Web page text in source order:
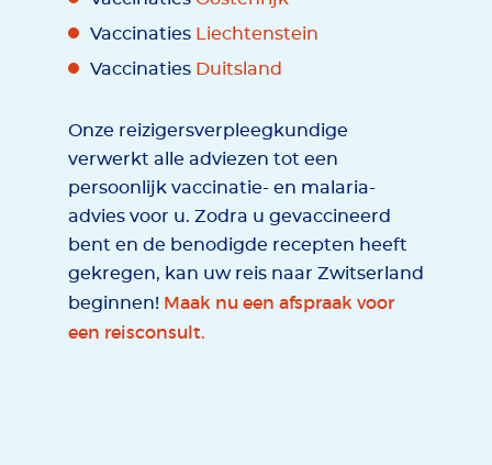
Vaccinaties
Liechtenstein
Vaccinaties Duitsland
Onze reizigersverpleegkundige
verwerkt alle adviezen tot een
persoonlijk vaccinatie- en malaria-
advies voor u. Zodra u gevaccineerd
bent en de benodigde recepten heeft
gekregen, kan uw reis naar Zwitserland
beginnen! Maak nu een afspraak voor
een reisconsult.